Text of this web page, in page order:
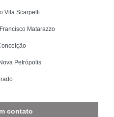
Vila Scarpelli
Matarazzo
Petrópolis
contato